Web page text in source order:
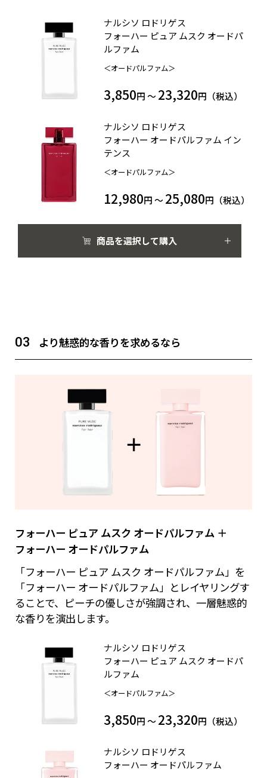
ナルシソ ロドリゲス
フォーハー ピュア ムスク オードパ
ルファム
＜オードパルファム＞
3,850円 ～23,320円（税込）
ナルシソ ロドリゲス
フォーハー オードパルファム イン
テンス
＜オードパルファム＞
12,980円 ～25,080円（税込）
商品を選択して購入
03 より魅惑的な香りを求めるなら
フォーハー ピュア ムスク オードパルファム ＋
フォーハー オードパルファム
「フォーハー ピュア ムスク オードパルファム」を
「フォーハー オードパルファム」とレイヤリングす
ることで、ピーチの優しさが強調され、一層魅惑的
な香りを演出します。
ナルシソ ロドリゲス
フォーハー ピュア ムスク オードパ
ルファム
＜オードパルファム＞
3,850円 ～23,320円（税込）
ナルシソ ロドリゲス
フォーハー オードパルファム